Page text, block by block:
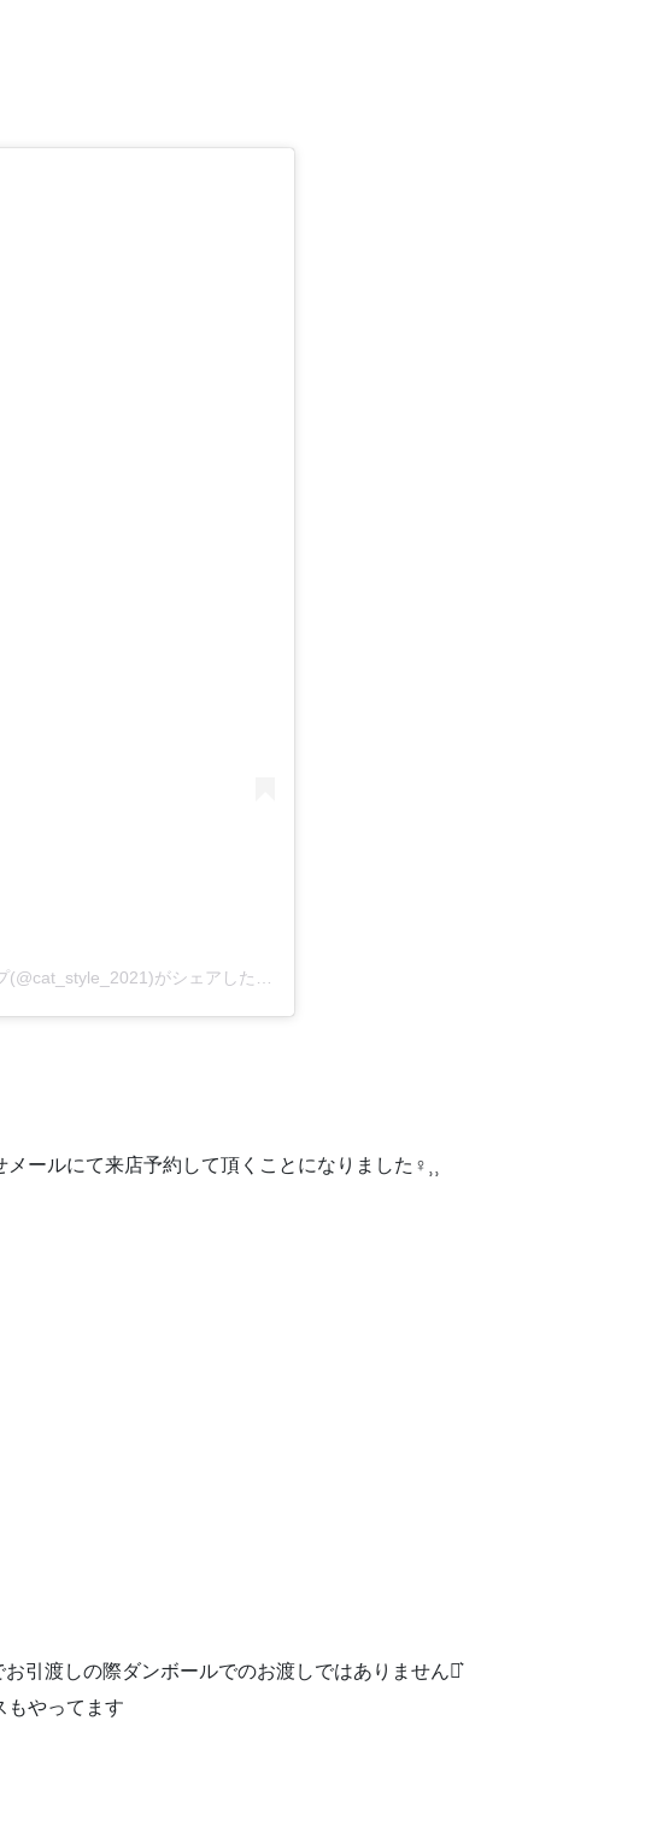
ールにて来店予約して頂くことになりました‍♀️⸒⸒
引渡しの際ダンボールでのお渡しではありません‪⋆͛
もやってます